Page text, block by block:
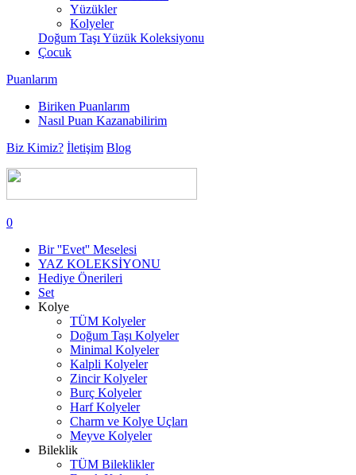
Yüzükler
Kolyeler
Doğum Taşı Yüzük Koleksiyonu
Çocuk
Puanlarım
Biriken Puanlarım
Nasıl Puan Kazanabilirim
Biz Kimiz? İletişim Blog
0
Bir ''Evet'' Meselesi
YAZ KOLEKSİYONU
Hediye Önerileri
Set
Kolye
TÜM Kolyeler
Doğum Taşı Kolyeler
Minimal Kolyeler
Kalpli Kolyeler
Zincir Kolyeler
Burç Kolyeler
Harf Kolyeler
Charm ve Kolye Uçları
Meyve Kolyeler
Bileklik
TÜM Bileklikler